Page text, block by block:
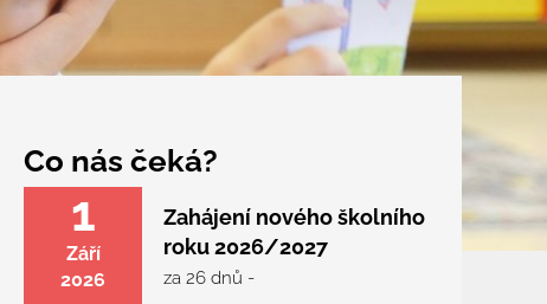
Co nás čeká?
1
Září
2026
Zahájení nového školního
roku 2026/2027
za 26 dnů -